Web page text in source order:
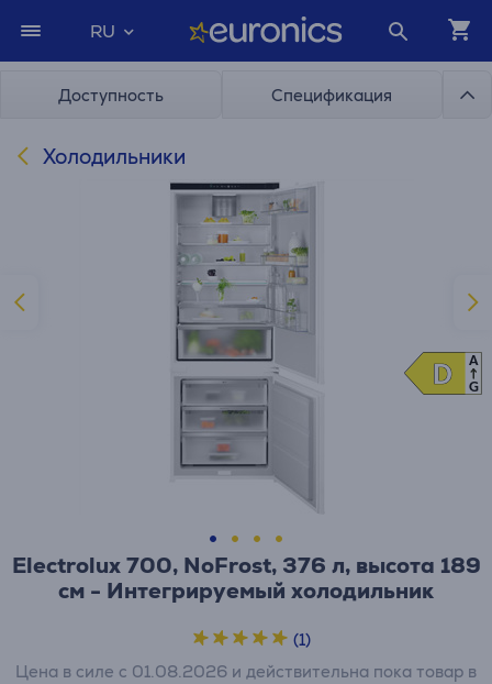
RU
Доступность Спецификация
Холодильники
Electrolux 700, NoFrost, 376 л, высота 189
см - Интегрируемый холодильник
Цена в силе с 01.08.2026 и действительна пока товар в
(1)
D
D
A
G